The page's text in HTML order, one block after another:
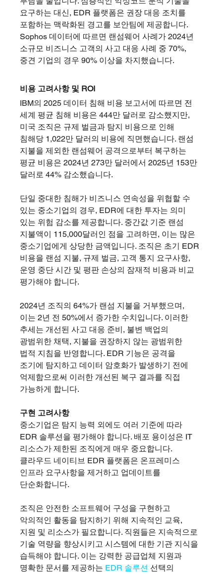
요구하는 대신, EDR 플랫폼은 권장 대응 조치를
포함하는 맥락화된 경고를 보안팀에 제공합니다.
Sophos 데이터에 따르면 랜섬웨어 사례가 2024년
소규모 비즈니스 고객의 사고 대응 사례 중 70%,
중견 기업의 경우 90% 이상을 차지했습니다.
비용 고려사항 및 ROI
IBM의 2025 데이터 침해 비용 보고서에 따르면 전
세계 평균 침해 비용은 444만 달러로 감소했지만,
미국 조직은 규제 벌금과 탐지 비용으로 인해
침해당 1,022만 달러의 비용에 직면했습니다. 랜섬
지불을 제외한 랜섬웨어 공격으로부터 복구하는
평균 비용은 2024년 273만 달러에서 2025년 153만
달러로 44% 감소했습니다.
단일 중대한 침해가 비즈니스 연속성을 위협할 수
있는 중소기업의 경우, EDR에 대한 투자는 의미
있는 위험 감소를 제공합니다. 중간값 기준 랜섬
지불액이 115,000달러인 점을 고려하면, 이는 많은
중소기업에게 상당한 금액입니다. 조직은 초기 EDR
비용을 랜섬 지불, 규제 벌금, 고객 통지 요구사항,
운영 중단 시간 및 평판 손상의 잠재적 비용과 비교
평가해야 합니다.
2024년 조직의 64%가 랜섬 지불을 거부했으며,
이는 2년 전 50%에서 증가한 수치입니다. 이러한
추세는 개선된 사고 대응 준비, 불변 백업의
광범위한 채택, 지불을 권장하지 않는 광범위한
법적 지침을 반영합니다. EDR 기능은 공격을
조기에 탐지하고 데이터 암호화가 발생하기 전에
억제함으로써 이러한 개선된 복구 결과를 직접
가능하게 합니다.
구현 고려사항
중소기업은 탐지 능력 외에도 여러 기준에 따라
EDR 솔루션을 평가해야 합니다. 배포 용이성은 IT
리소스가 제한된 조직에게 매우 중요합니다.
클라우드 네이티브 EDR 플랫폼은 온프레미스
인프라 요구사항을 제거하고 업데이트를
단순화합니다.
조직은 안전한 소프트웨어 구성을 구현하고
악의적인 활동을 탐지하기 위해 지속적인 교육,
지원 및 리소스가 필요합니다. 직원들은 지속적으로
기술 역량을 향상시키고 시스템에 대한 기관 지식을
습득해야 합니다. 이는 강력한 공급업체 지원과
명확한 문서를 제공하는 EDR 솔루션 선택의